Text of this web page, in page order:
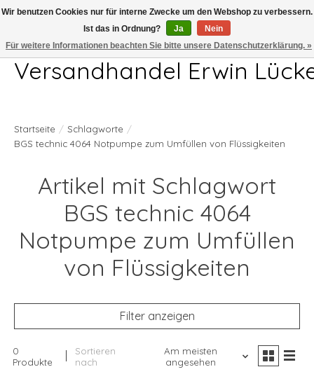
Telefon 04407 715872 MO-DO 7.00-17.00Uhr FR 7.00-13.00Uhr
Versandhandel Erwin
Startseite / Schlagworte /
BGS technic 4064 Notpumpe zum Umfüllen von Flüssigkeiten
Artikel mit Schlagwort
BGS technic 4064
Notpumpe zum Umfüllen
von Flüssigkeiten
Filter anzeigen
0
Produkte
Sortieren
nach
Am meisten
angesehen
Wir benutzen Cookies nur für interne Zwecke um den Webshop zu verbessern.
Ist das in Ordnung?
Ja
Nein
Für weitere Informationen beachten Sie bitte unsere Datenschutzerklärung. »